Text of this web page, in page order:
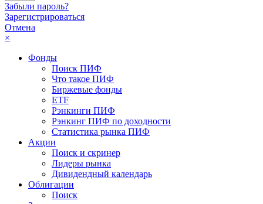
Забыли пароль?
Зарегистрироваться
Отмена
×
Фонды
Поиск ПИФ
Что такое ПИФ
Биржевые фонды
ETF
Рэнкинги ПИФ
Рэнкинг ПИФ по доходности
Статистика рынка ПИФ
Акции
Поиск и скринер
Лидеры рынка
Дивидендный календарь
Облигации
Поиск